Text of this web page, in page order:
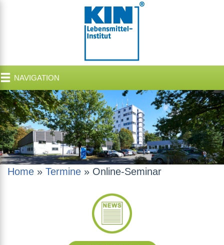
NAVIGATION
Home » Termine » Online-Seminar